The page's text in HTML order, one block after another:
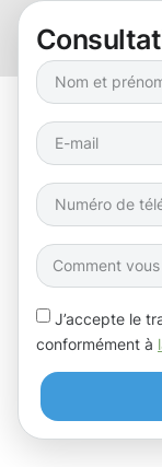
Essai de
nettoyage
J’accepte le
conformément à